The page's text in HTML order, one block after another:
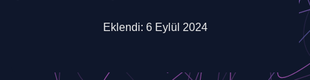
Eklendi: 6 Eylül 2024